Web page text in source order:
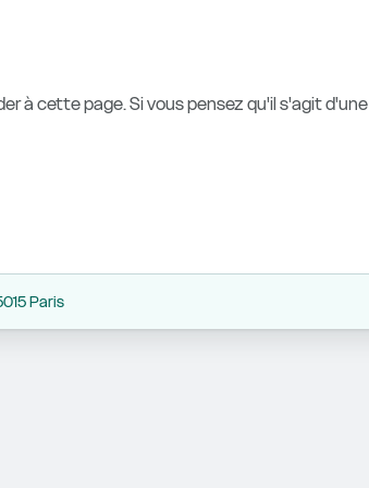
à cette page. Si vous pensez qu'il s'agit d'une
Paris